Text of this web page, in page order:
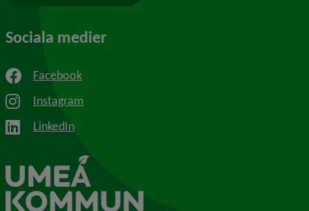
Sociala medier
Facebook
Instagram
LinkedIn